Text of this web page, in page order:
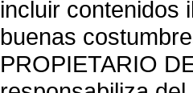
incluir contenidos
buenas
PROPIETARIO